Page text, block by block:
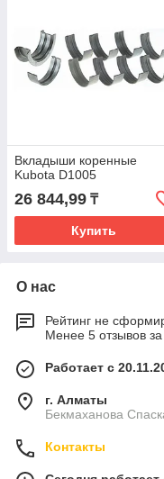
Вкладыши коренные
Kubota D1005
26 844,99 ₸
Купить
О нас
Рейтинг не
Менее 5 отзывов
Работает с
г. Алматы
Бекмаханова
Контакты